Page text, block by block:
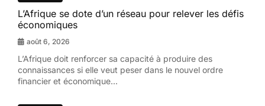
L’Afrique se dote d’un réseau pour relever les défis
économiques
août 6, 2026
L’Afrique doit renforcer sa capacité à produire des
connaissances si elle veut peser dans le nouvel ordre
financier et économique...